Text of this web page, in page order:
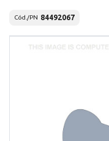
Cód./PN 84492067